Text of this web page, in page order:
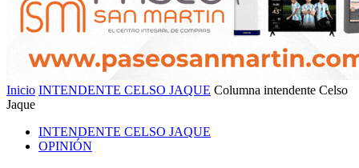
Inicio INTENDENTE CELSO JAQUE Columna intendente Celso
Jaque
INTENDENTE CELSO JAQUE
OPINIÓN